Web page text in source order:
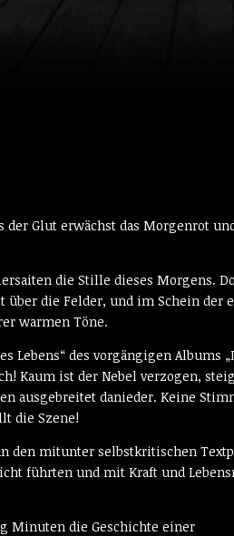
der Glut erwächst das Morgenrot
die Stille dieses Morgens.
über die Felder, und im Schein der
warmen Töne.
Lebens“ des vorgängigen Albums
Kaum ist der Nebel verzogen,
ausgebreitet danieder. Keine
die Szene!
den mitunter selbstkritischen
führten und mit Kraft und
Minuten die Geschichte einer